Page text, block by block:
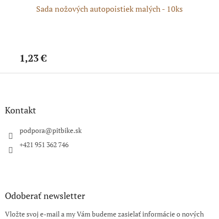
Sada nožových autopoistiek malých - 10ks
1,23 €
Z
Kontakt
podpora@pitbike.sk
+421 951 362 746
Odoberať newsletter
Vložte svoj e-mail a my Vám budeme zasielať informácie o nových